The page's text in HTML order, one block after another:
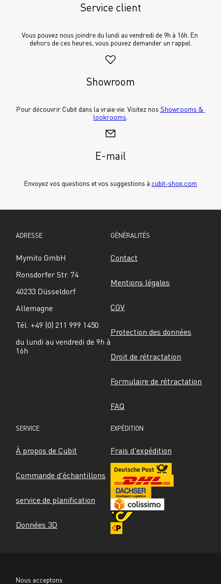
Service client
Vous pouvez nous joindre du lundi au vendredi de 9h à 16h. En
dehors de ces heures, vous pouvez demander un rappel.
Showroom
Pour découvrir Cubit dans la vraie vie. Visitez nos Showrooms &
lookrooms
E-mail
Envoyez vos questions et vos suggestions à cubit-shop.com
ADRESSE
Mymito GmbH
Ronsdorfer Str. 74
40233 Düsseldorf
Allemagne
Tél. +49 (0) 211 999 1450
du lundi au vendredi de 9h à
16h
GÉNÉRALITÉS
Contact
Mentions légales
CGV
Protection des données
Droit de rétractation
Formulaire de rétractation
FAQ
SERVICE
À propos de Cubit
Commande d'échantillons
service de planification
Données 3D
EXPÉDITION
Frais d'expédition
Nous acceptons